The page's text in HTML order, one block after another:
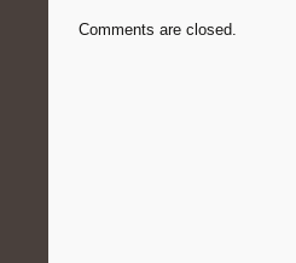
Comments are closed.